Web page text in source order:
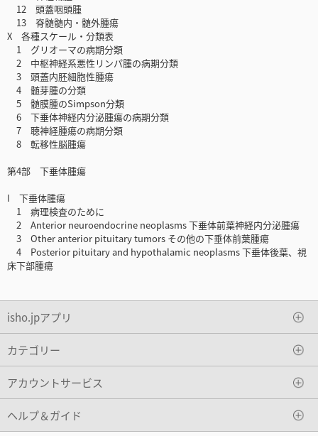
12 頭蓋咽頭腫
13 脊髄髄内・髄外腫瘍
X 各種スケール・分類表
1 グリオーマの病期分類
2 中枢神経系悪性リンパ腫の病期分類
3 頭蓋内胚細胞性腫瘍
4 髄芽腫の分類
5 髄膜腫のSimpson分類
6 下垂体神経内分泌腫瘍の病期分類
7 聴神経腫瘍の病期分類
8 転移性脳腫瘍
第4部 下垂体腫瘍
I 下垂体腫瘍
1 病理検査のために
2 Anterior neuroendocrine neoplasms 下垂体前葉神経内分泌腫瘍
3 Other anterior pituitary tumors その他の下垂体前葉腫瘍
4 Posterior pituitary and hypothalamic neoplasms 下垂体後葉、視
床下部腫瘍
isho.jpアプリ
カテゴリー
アカウントサービス
ヘルプ＆ガイド